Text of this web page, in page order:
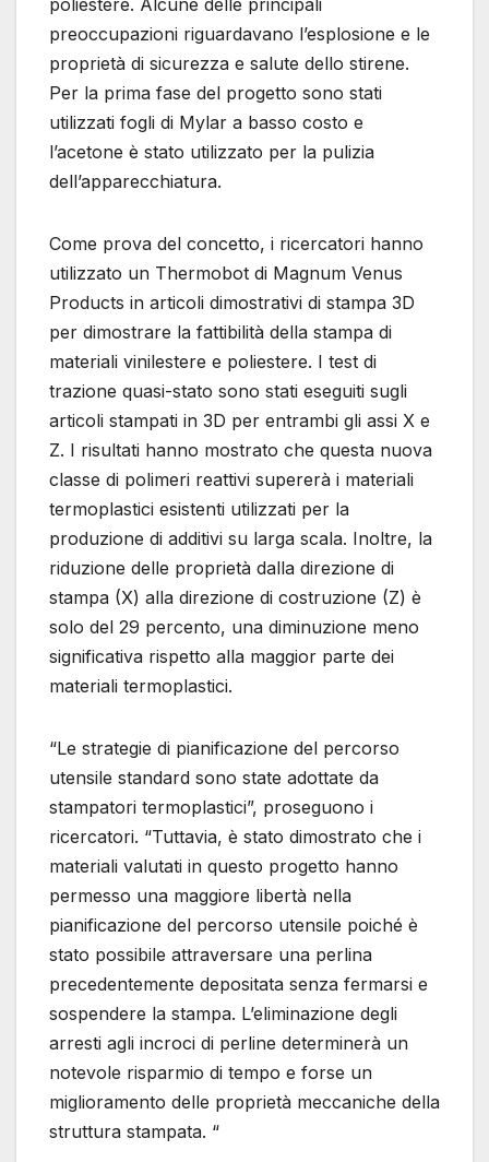
poliestere. Alcune delle principali
preoccupazioni riguardavano l’esplosione e le
proprietà di sicurezza e salute dello stirene.
Per la prima fase del progetto sono stati
utilizzati fogli di Mylar a basso costo e
l’acetone è stato utilizzato per la pulizia
dell’apparecchiatura.
Come prova del concetto, i ricercatori hanno
utilizzato un Thermobot di Magnum Venus
Products in articoli dimostrativi di stampa 3D
per dimostrare la fattibilità della stampa di
materiali vinilestere e poliestere. I test di
trazione quasi-stato sono stati eseguiti sugli
articoli stampati in 3D per entrambi gli assi X e
Z. I risultati hanno mostrato che questa nuova
classe di polimeri reattivi supererà i materiali
termoplastici esistenti utilizzati per la
produzione di additivi su larga scala. Inoltre, la
riduzione delle proprietà dalla direzione di
stampa (X) alla direzione di costruzione (Z) è
solo del 29 percento, una diminuzione meno
significativa rispetto alla maggior parte dei
materiali termoplastici.
“Le strategie di pianificazione del percorso
utensile standard sono state adottate da
stampatori termoplastici”, proseguono i
ricercatori. “Tuttavia, è stato dimostrato che i
materiali valutati in questo progetto hanno
permesso una maggiore libertà nella
pianificazione del percorso utensile poiché è
stato possibile attraversare una perlina
precedentemente depositata senza fermarsi e
sospendere la stampa. L’eliminazione degli
arresti agli incroci di perline determinerà un
notevole risparmio di tempo e forse un
miglioramento delle proprietà meccaniche della
struttura stampata. “